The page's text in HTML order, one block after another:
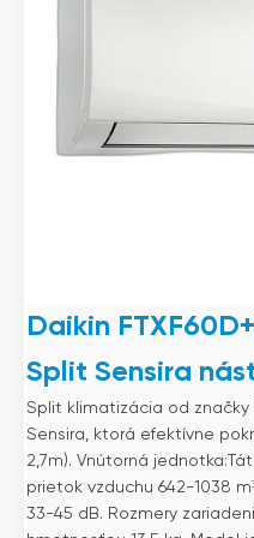
Daikin
Split Sensira
Split klimatizácia od značky
Sensira, ktorá efektívne
2,7m). Vnútorná
prietok vzduchu 642-1038
33-45 dB. Rozmery